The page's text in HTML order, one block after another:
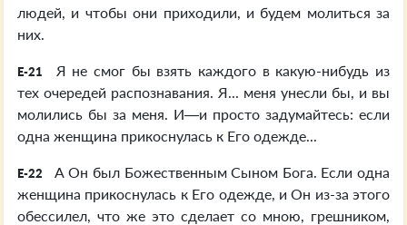
людей, и чтобы они приходили, и будем молиться за
них.
E-21
Я не смог бы взять каждого в какую-нибудь из
тех очередей распознавания. Я... меня унесли бы, и вы
молились бы за меня. И—и просто задумайтесь: если
одна женщина прикоснулась к Его одежде...
E-22
А Он был Божественным Сыном Бога. Если одна
женщина прикоснулась к Его одежде, и Он из-за этого
обессилел, что же это сделает со мною, грешником,